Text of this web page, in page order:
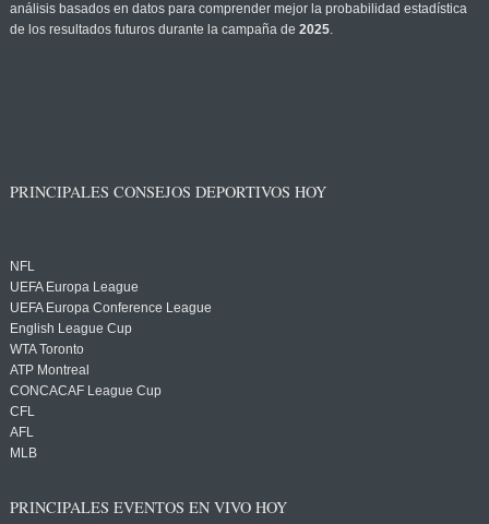
análisis basados en datos para comprender mejor la probabilidad estadística
de los resultados futuros durante la campaña de 2025.
PRINCIPALES CONSEJOS DEPORTIVOS HOY
NFL
UEFA Europa League
UEFA Europa Conference League
English League Cup
WTA Toronto
ATP Montreal
CONCACAF League Cup
CFL
AFL
MLB
PRINCIPALES EVENTOS EN VIVO HOY